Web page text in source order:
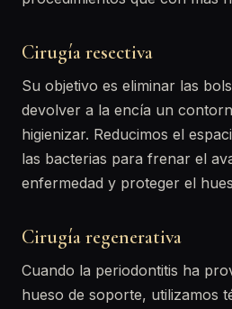
Cirugía resectiva
Su objetivo es eliminar las
devolver a la encía un
higienizar. Reducimos el
las bacterias para frenar el
enfermedad y proteger el
Cirugía regenerativa
Cuando la periodontitis ha
hueso de soporte, utilizamos